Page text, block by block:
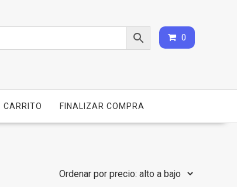
0
CARRITO FINALIZAR COMPRA